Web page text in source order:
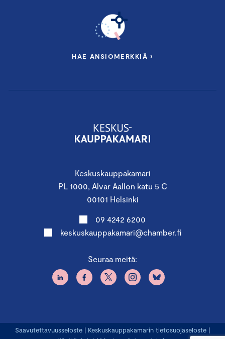
Keskuskauppakamari
PL 1000, Alvar Aallon katu 5 C
00101 Helsinki
09 4242 6200
keskuskauppakamari@chamber.fi
Seuraa meitä:
HAE ANSIOMERKKIÄ ›
Saavutettavuusseloste | Keskuskauppakamarin tietosuojaseloste |